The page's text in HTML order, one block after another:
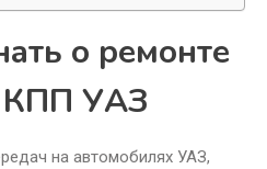
о ремонте
КПП УАЗ
на автомобилях УАЗ,